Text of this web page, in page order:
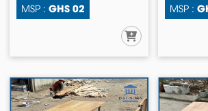
MSP : GHS 02 MSP :